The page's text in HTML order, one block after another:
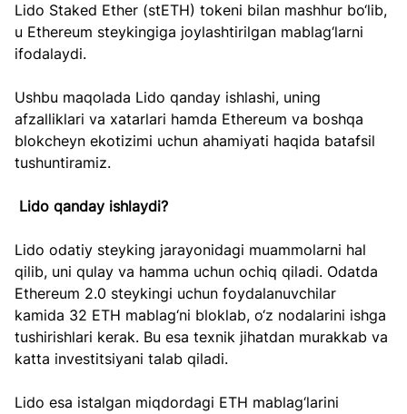
Lido Staked Ether (stETH) tokeni bilan mashhur bo‘lib,
u Ethereum steykingiga joylashtirilgan mablag‘larni
ifodalaydi.
Ushbu maqolada Lido qanday ishlashi, uning
afzalliklari va xatarlari hamda Ethereum va boshqa
blokcheyn ekotizimi uchun ahamiyati haqida batafsil
tushuntiramiz.
Lido qanday ishlaydi?
Lido odatiy steyking jarayonidagi muammolarni hal
qilib, uni qulay va hamma uchun ochiq qiladi. Odatda
Ethereum 2.0 steykingi uchun foydalanuvchilar
kamida 32 ETH mablag‘ni bloklab, o‘z nodalarini ishga
tushirishlari kerak. Bu esa texnik jihatdan murakkab va
katta investitsiyani talab qiladi.
Lido esa istalgan miqdordagi ETH mablag‘larini